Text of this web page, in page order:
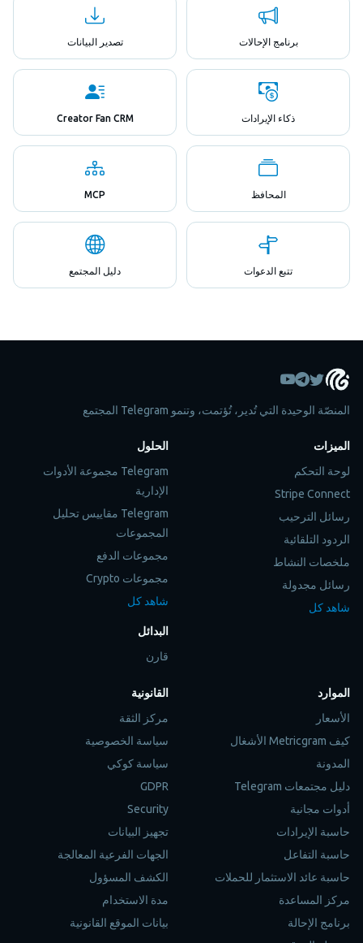
برنامج الإحالات تصدير البيانات
ذكاء الإيرادات Creator Fan CRM
المحافظ MCP
تتبع الدعوات دليل المجتمع
المنصّة الوحيدة التي تُدير، تُؤتمت، وتنمو Telegram المجتمع
الميزات
لوحة التحكم
Stripe Connect
رسائل الترحيب
الردود التلقائية
ملخصات النشاط
رسائل مجدولة
شاهد كل
الحلول
Telegram مجموعة الأدوات
الإدارية
Telegram مقاييس تحليل
المجموعات
مجموعات الدفع
مجموعات Crypto
شاهد كل
البدائل
قارن
الموارد
الأسعار
كيف Metricgram الأشغال
المدونة
دليل مجتمعات Telegram
أدوات مجانية
حاسبة الإيرادات
حاسبة التفاعل
حاسبة عائد الاستثمار للحملات
مركز المساعدة
برنامج الإحالة
القانونية
مركز الثقة
سياسة الخصوصية
سياسة كوكي
GDPR
Security
تجهيز البيانات
الجهات الفرعية المعالجة
الكشف المسؤول
مدة الاستخدام
بيانات الموقع القانونية